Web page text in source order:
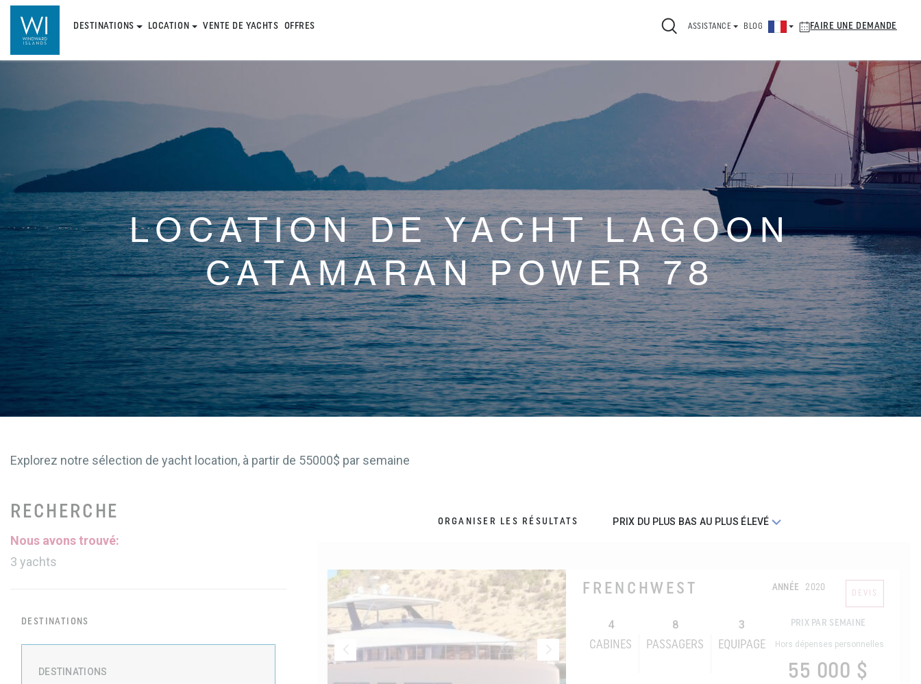
DESTINATIONS LOCATION VENTE DE YACHTS OFFRES ASSISTANCE BLOG FAIRE UNE DEMANDE
LOCATION DE YACHT LAGOON
CATAMARAN POWER 78
Explorez notre sélection de yacht location, à partir de 55000$ par semaine
RECHERCHE
Nous avons trouvé:
3 yachts
DESTINATIONS
ORGANISER LES RÉSULTATS
FRENCHWEST ANNÉE 2020
DEVIS
4
CABINES
8
PASSAGERS
3
EQUIPAGE
PRIX PAR SEMAINE
Hors dépenses personnelles
55 000 $